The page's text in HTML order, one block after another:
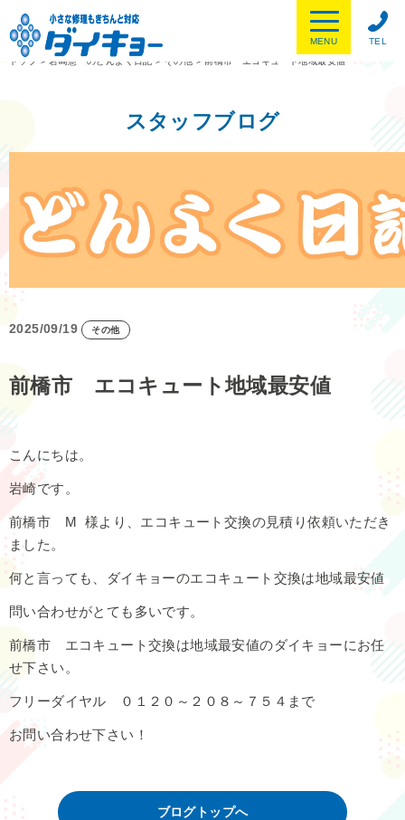
TEL
MENU
トップ
> 岩崎憲一のどんよく日記 > その他 > 前橋市 エコキュート地域最安値
スタッフブログ
2025/09/19 その他
前橋市 エコキュート地域最安値
こんにちは。
岩崎です。
前橋市 M 様より、エコキュート交換の見積り依頼いただき
ました。
何と言っても、ダイキョーのエコキュート交換は地域最安値
問い合わせがとても多いです。
前橋市 エコキュート交換は地域最安値のダイキョーにお任
せ下さい。
フリーダイヤル ０１２０～２０８～７５４まで
お問い合わせ下さい！
ブログトップへ